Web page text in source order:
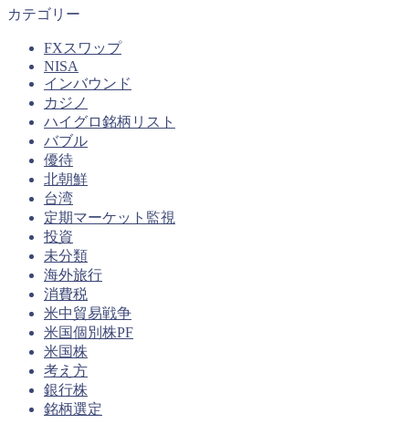
カテゴリー
FXスワップ
NISA
インバウンド
カジノ
ハイグロ銘柄リスト
バブル
優待
北朝鮮
台湾
定期マーケット監視
投資
未分類
海外旅行
消費税
米中貿易戦争
米国個別株PF
米国株
考え方
銀行株
銘柄選定